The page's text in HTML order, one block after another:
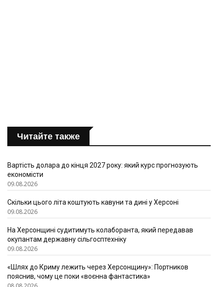
Читайте также
Вартість долара до кінця 2027 року: який курс прогнозують
економісти
09.08.2026
Скільки цього літа коштують кавуни та дині у Херсоні
09.08.2026
На Херсонщині судитимуть колаборанта, який передавав
окупантам державну сільгосптехніку
09.08.2026
«Шлях до Криму лежить через Херсонщину»: Портников
пояснив, чому це поки «воєнна фантастика»